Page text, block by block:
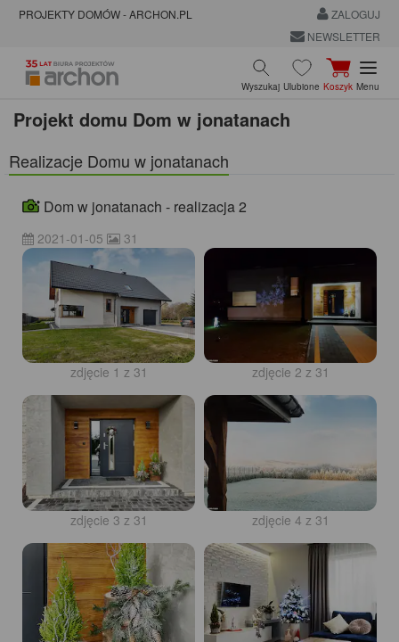
PROJEKTY DOMÓW - ARCHON.PL
ZALOGUJ
NEWSLETTER
Wyszukaj Ulubione Koszyk Menu
Projekt domu Dom w jonatanach
Realizacje Domu w jonatanach
Dom w jonatanach - realizacja 2
2021-01-05 31
zdjęcie 1 z 31 zdjęcie 2 z 31
zdjęcie 3 z 31 zdjęcie 4 z 31